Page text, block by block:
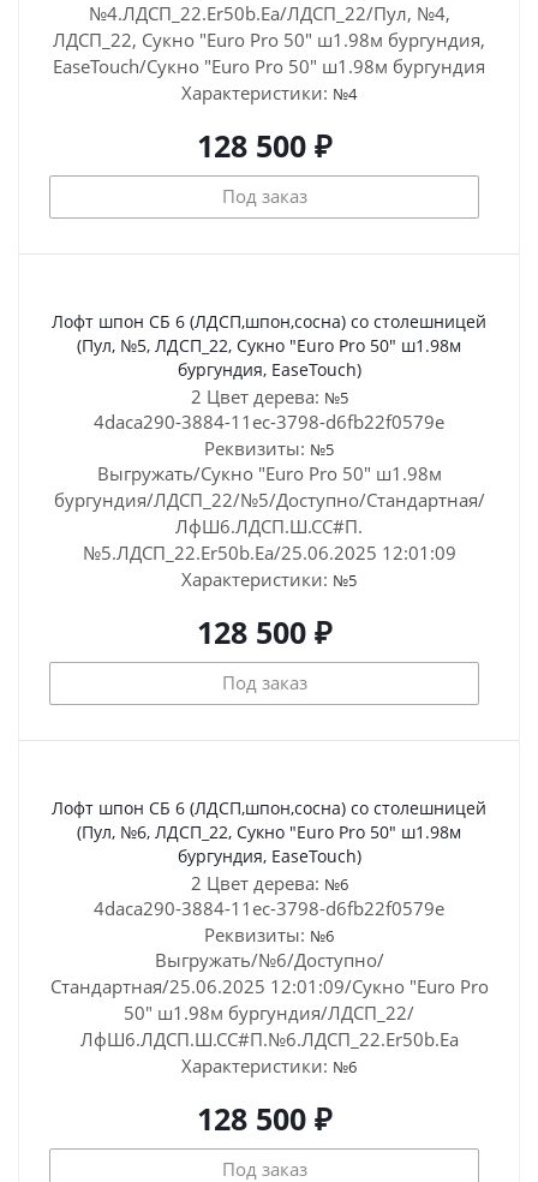
№4.ЛДСП_22.Er50b.Ea/ЛДСП_22/Пул, №4,
ЛДСП_22, Сукно "Euro Pro 50" ш1.98м бургундия,
EaseTouch/Сукно "Euro Pro 50" ш1.98м бургундия
Характеристики: №4
128 500 ₽
Под заказ
Лофт шпон СБ 6 (ЛДСП,шпон,сосна) со столешницей
(Пул, №5, ЛДСП_22, Сукно "Euro Pro 50" ш1.98м
бургундия, EaseTouch)
2 Цвет дерева: №5
4daca290-3884-11ec-3798-d6fb22f0579e
Реквизиты: №5
Выгружать/Сукно "Euro Pro 50" ш1.98м
бургундия/ЛДСП_22/№5/Доступно/Стандартная/
ЛфШ6.ЛДСП.Ш.СС#П.
№5.ЛДСП_22.Er50b.Ea/25.06.2025 12:01:09
Характеристики: №5
128 500 ₽
Под заказ
Лофт шпон СБ 6 (ЛДСП,шпон,сосна) со столешницей
(Пул, №6, ЛДСП_22, Сукно "Euro Pro 50" ш1.98м
бургундия, EaseTouch)
2 Цвет дерева: №6
4daca290-3884-11ec-3798-d6fb22f0579e
Реквизиты: №6
Выгружать/№6/Доступно/
Стандартная/25.06.2025 12:01:09/Сукно "Euro Pro
50" ш1.98м бургундия/ЛДСП_22/
ЛфШ6.ЛДСП.Ш.СС#П.№6.ЛДСП_22.Er50b.Ea
Характеристики: №6
128 500 ₽
Под заказ